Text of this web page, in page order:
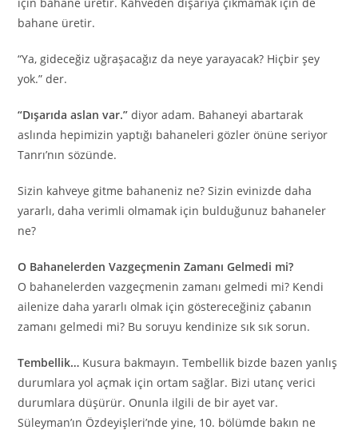
için bahane üretir. Kahveden dışarıya çıkmamak için de
bahane üretir.
“Ya, gideceğiz uğraşacağız da neye yarayacak? Hiçbir şey
yok.” der.
“Dışarıda aslan var.” diyor adam. Bahaneyi abartarak
aslında hepimizin yaptığı bahaneleri gözler önüne seriyor
Tanrı’nın sözünde.
Sizin kahveye gitme bahaneniz ne? Sizin evinizde daha
yararlı, daha verimli olmamak için bulduğunuz bahaneler
ne?
O Bahanelerden Vazgeçmenin Zamanı Gelmedi mi?
O bahanelerden vazgeçmenin zamanı gelmedi mi? Kendi
ailenize daha yararlı olmak için göstereceğiniz çabanın
zamanı gelmedi mi? Bu soruyu kendinize sık sık sorun.
Tembellik… Kusura bakmayın. Tembellik bizde bazen yanlış
durumlara yol açmak için ortam sağlar. Bizi utanç verici
durumlara düşürür. Onunla ilgili de bir ayet var.
Süleyman’ın Özdeyişleri’nde yine, 10. bölümde bakın ne